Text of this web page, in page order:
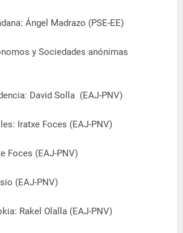
Ángel Madrazo (PSE-EE)
y Sociedades anónimas
David Solla (EAJ-PNV)
Iratxe Foces (EAJ-PNV)
Foces (EAJ-PNV)
(EAJ-PNV)
Rakel Olalla (EAJ-PNV)